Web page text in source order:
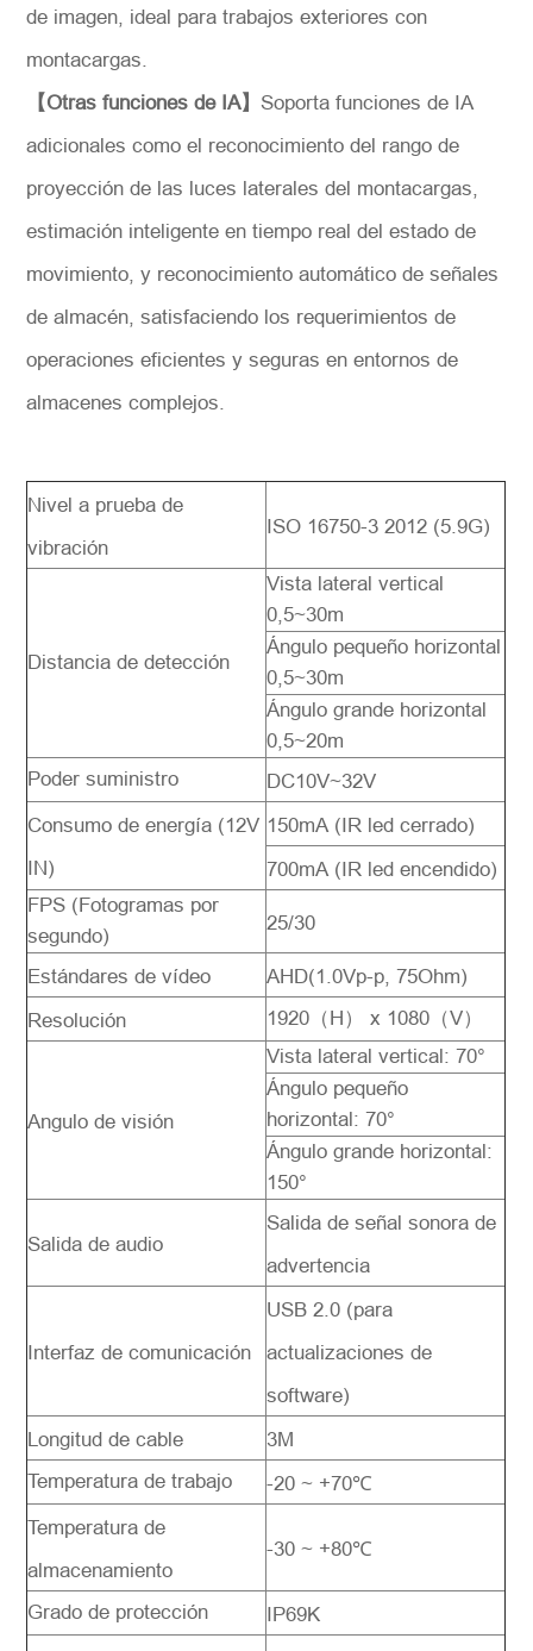
de imagen, ideal para trabajos exteriores con
montacargas.
【Otras funciones de IA】Soporta funciones de IA
adicionales como el reconocimiento del rango de
proyección de las luces laterales del montacargas,
estimación inteligente en tiempo real del estado de
movimiento, y reconocimiento automático de señales
de almacén, satisfaciendo los requerimientos de
operaciones eficientes y seguras en entornos de
almacenes complejos.
Nivel a prueba de
vibración
ISO 16750-3 2012 (5.9G)
Distancia de detección
Vista lateral vertical
0,5~30m
Ángulo pequeño horizontal
0,5~30m
Ángulo grande horizontal
0,5~20m
Poder suministro
DC10V~32V
Consumo de energía (12V
IN)
150mA (IR led cerrado)
700mA (IR led encendido)
FPS (Fotogramas por
segundo)
25/30
Estándares de vídeo
AHD(1.0Vp-p, 75Ohm)
Resolución
1920（H） x 1080（V）
Angulo de visión
Vista lateral vertical: 70°
Ángulo pequeño
horizontal: 70°
Ángulo grande horizontal:
150°
Salida de audio
Salida de señal sonora de
advertencia
Interfaz de comunicación
USB 2.0 (para
actualizaciones de
software)
Longitud de cable
3M
Temperatura de trabajo
-20 ~ +70℃
Temperatura de
almacenamiento
-30 ~ +80℃
Grado de protección
IP69K